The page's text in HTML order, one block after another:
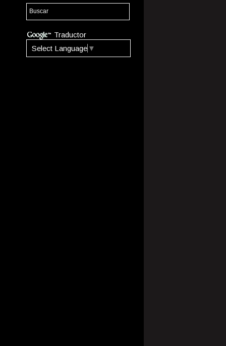
Traductor
Select Language ▼